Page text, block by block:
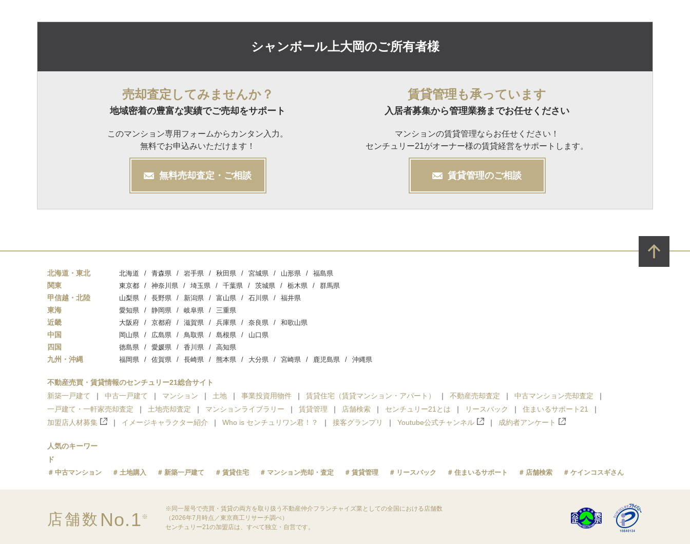
シャンボール上大岡のご所有者様
売却査定してみませんか？
地域密着の豊富な実績でご売却をサポート
このマンション専用フォームからカンタン入力。
無料でお申込みいただけます！
無料売却査定・ご相談
賃貸管理も承っています
入居者募集から管理業務までお任せください
マンションの賃貸管理ならお任せください！
センチュリー21がオーナー様の賃貸経営をサポートします。
賃貸管理のご相談
北海道・東北 北海道 青森県 岩手県 秋田県 宮城県 山形県 福島県
関東 東京都 神奈川県 埼玉県 千葉県 茨城県 栃木県 群馬県
甲信越・北陸 山梨県 長野県 新潟県 富山県 石川県 福井県
東海 愛知県 静岡県 岐阜県 三重県
近畿 大阪府 京都府 滋賀県 兵庫県 奈良県 和歌山県
中国 岡山県 広島県 鳥取県 島根県 山口県
四国 徳島県 愛媛県 香川県 高知県
九州・沖縄 福岡県 佐賀県 長崎県 熊本県 大分県 宮崎県 鹿児島県 沖縄県
不動産売買・賃貸情報のセンチュリー21総合サイト
新築一戸建て
中古一戸建て マンション 土地 事業投資用物件 賃貸住宅（賃貸マンション・アパート） 不動産売却査定
中古マンション売却査定
一戸建て・一軒家売却査定
土地売却査定 マンションライブラリー 賃貸管理 店舗検索 センチュリー21とは リースバック
住まいるサポート21
加盟店人材募集
イメージキャラクター紹介 Who is センチュリワン君！？ 接客グランプリ Youtube公式チャンネル 成約者アンケート
人気のキーワー
ド
中古マンション 土地購入 新築一戸建て 賃貸住宅 マンション売却・査定 賃貸管理 リースバック 住まいるサポート 店舗検索 ケインコスギさん
店舗数 No.1 ※
※同一屋号で売買・賃貸の両方を取り扱う不動産仲介フランチャイズ業としての全国における店舗数
（2026年7月時点／東京商工リサーチ調べ）
センチュリー21の加盟店は、すべて独立・自営です。